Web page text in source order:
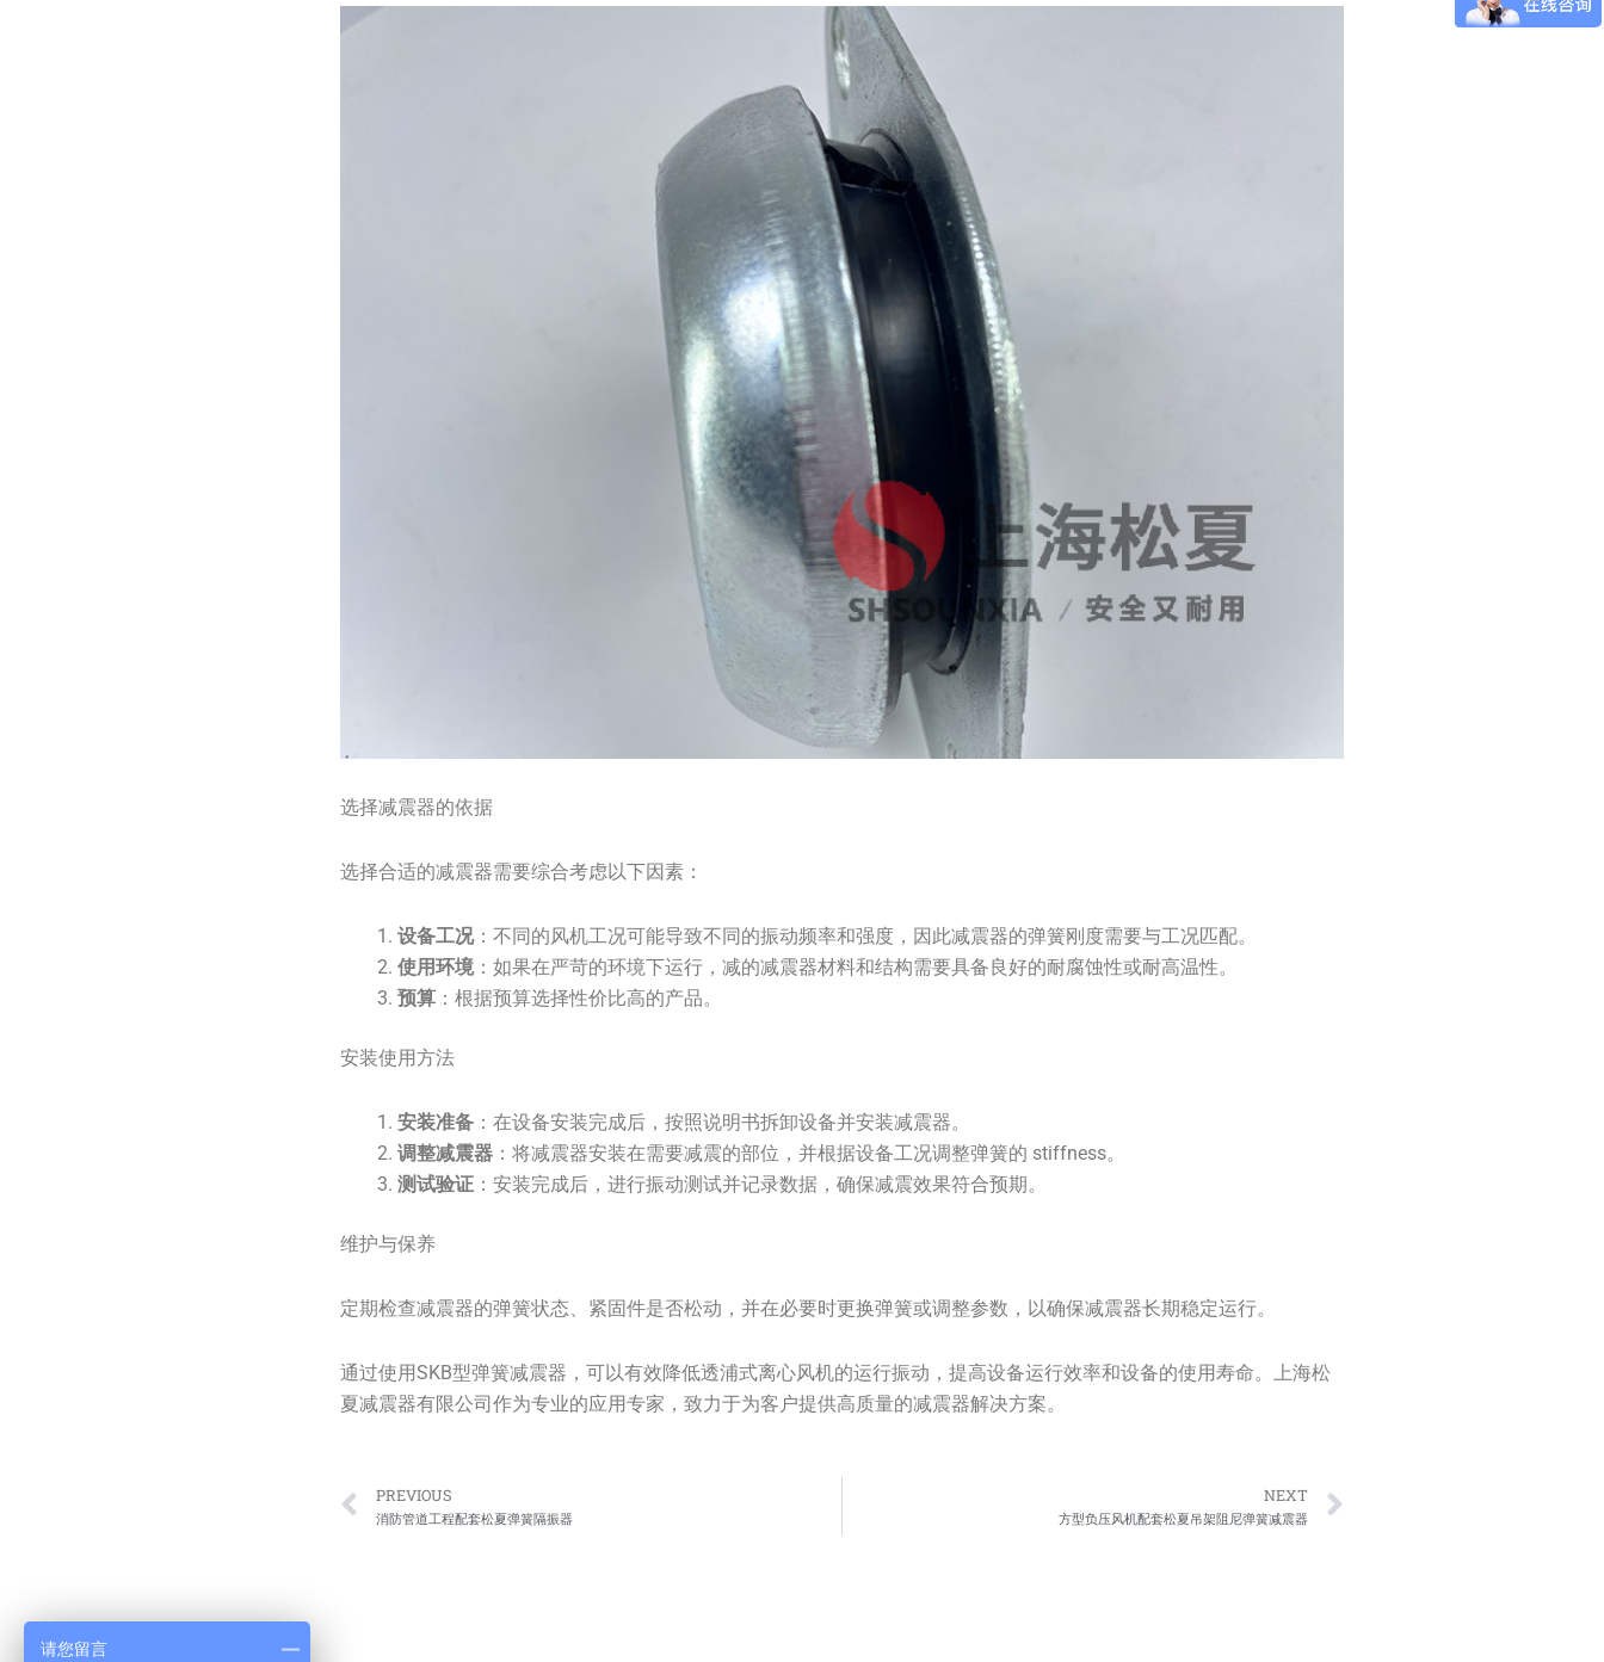
选择减震器的依据
选择合适的减震器需要综合考虑以下因素：
设备工况：不同的风机工况可能导致不同的振动频率和强度，因此减震器的弹簧刚度需要与工况匹配。
使用环境：如果在严苛的环境下运行，减的减震器材料和结构需要具备良好的耐腐蚀性或耐高温性。
预算：根据预算选择性价比高的产品。
安装使用方法
安装准备：在设备安装完成后，按照说明书拆卸设备并安装减震器。
调整减震器：将减震器安装在需要减震的部位，并根据设备工况调整弹簧的 stiffness。
测试验证：安装完成后，进行振动测试并记录数据，确保减震效果符合预期。
维护与保养
定期检查减震器的弹簧状态、紧固件是否松动，并在必要时更换弹簧或调整参数，以确保减震器长期稳定运行。
通过使用SKB型弹簧减震器，可以有效降低透浦式离心风机的运行振动，提高设备运行效率和设备的使用寿命。上海松
夏减震器有限公司作为专业的应用专家，致力于为客户提供高质量的减震器解决方案。
Prev
PREVIOUS
消防管道工程配套松夏弹簧隔振器
NEXT
方型负压风机配套松夏吊架阻尼弹簧减震器
请您留言